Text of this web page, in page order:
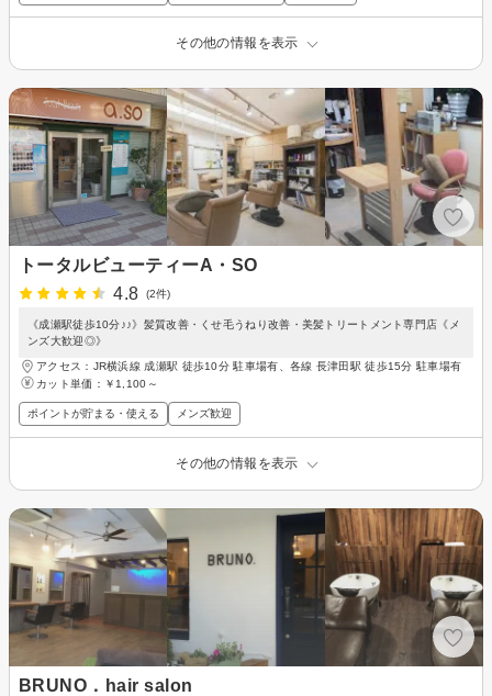
その他の情報を表示
トータルビューティーA・SO
4.8
(2件)
《成瀬駅徒歩10分♪♪》髪質改善・くせ毛うねり改善・美髪トリートメント専門店《メ
ンズ大歓迎◎》
アクセス：JR横浜線 成瀬駅 徒歩10分 駐車場有、各線 長津田駅 徒歩15分 駐車場有
カット単価： ￥1,100～
ポイントが貯まる・使える メンズ歓迎
その他の情報を表示
BRUNO．hair salon